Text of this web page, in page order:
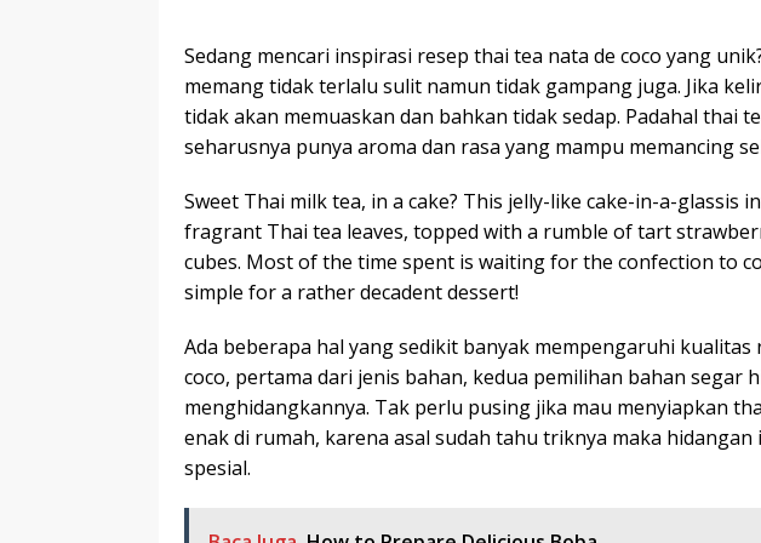
Sedang mencari inspirasi resep thai tea nata de coco yang
memang tidak terlalu sulit namun tidak gampang juga. Jika
tidak akan memuaskan dan bahkan tidak sedap. Padahal thai
seharusnya punya aroma dan rasa yang mampu memancing
Sweet Thai milk tea, in a cake? This jelly-like cake-in-a-glassis
fragrant Thai tea leaves, topped with a rumble of tart
cubes. Most of the time spent is waiting for the confection to
simple for a rather decadent dessert!
Ada beberapa hal yang sedikit banyak mempengaruhi kualitas
coco, pertama dari jenis bahan, kedua pemilihan bahan segar
menghidangkannya. Tak perlu pusing jika mau menyiapkan
enak di rumah, karena asal sudah tahu triknya maka
spesial.